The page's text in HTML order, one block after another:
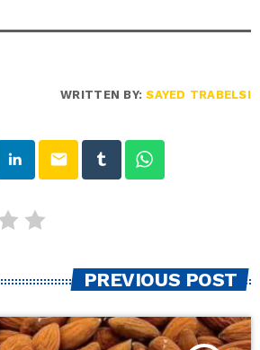
WRITTEN BY:SAYED TRABELSI
email
PREVIOUS POST